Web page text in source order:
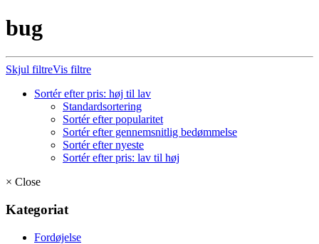
bug
Skjul filtreVis filtre
Sortér efter pris: høj til lav
Standardsortering
Sortér efter popularitet
Sortér efter gennemsnitlig bedømmelse
Sortér efter nyeste
Sortér efter pris: lav til høj
× Close
Kategoriat
Fordøjelse